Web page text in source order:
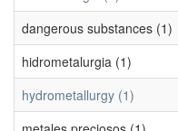
dangerous substances (1)
hidrometalurgia (1)
hydrometallurgy (1)